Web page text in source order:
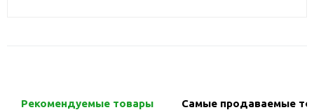
Рекомендуемые товары Самые продаваемые